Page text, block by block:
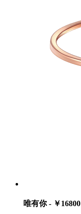
唯有你 - ￥16800